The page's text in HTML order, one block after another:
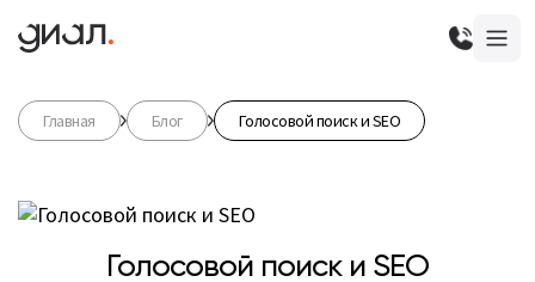
Главная Блог Голосовой поиск и SEO
Голосовой поиск и SEO